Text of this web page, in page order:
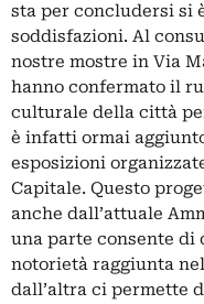
sta per concludersi si
soddisfazioni. Al
nostre mostre in Via
hanno confermato il
culturale della città
è infatti ormai
esposizioni
Capitale. Questo
anche dall’attuale
una parte consente
notorietà raggiunta
dall’altra ci permette